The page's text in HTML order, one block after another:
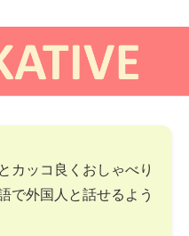
カッコ良くおしゃべり
で外国人と話せるよう